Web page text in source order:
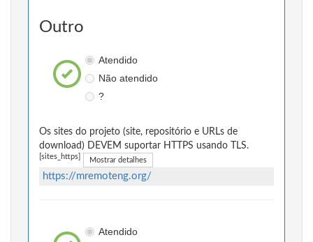
Outro
Atendido
Não atendido
?
Os sites do projeto (site, repositório e URLs de
download) DEVEM suportar HTTPS usando TLS.
[sites_https] Mostrar detalhes
https://mremoteng.org/
Atendido